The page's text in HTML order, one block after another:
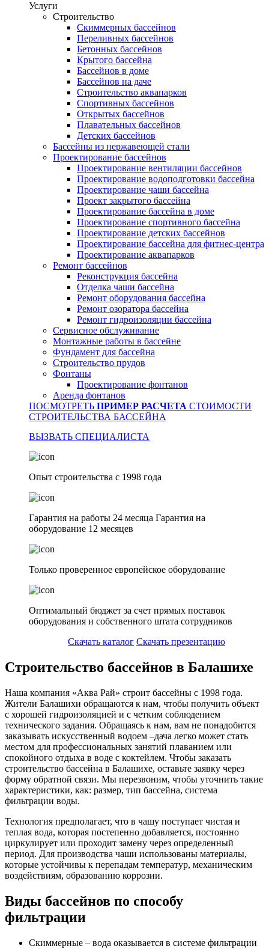
Услуги
Строительство
Скиммерных бассейнов
Переливных бассейнов
Бетонных бассейнов
Крытого бассейна
Бассейнов в доме
Бассейнов на даче
Строительство аквапарков
Спортивных бассейнов
Открытых бассейнов
Плавательных бассейнов
Детских бассейнов
Бассейны из нержавеющей стали
Проектирование бассейнов
Проектирование вентиляции бассейнов
Проектирование водоподготовки бассейна
Проектирование чаши бассейна
Проект закрытого бассейна
Проектирование бассейна в доме
Проектирование спортивного бассейна
Проектирование детских бассейнов
Проектирование бассейна для фитнес-центра
Проектирование аквапарков
Ремонт бассейнов
Реконструкция бассейна
Отделка чаши бассейна
Ремонт оборудования бассейна
Ремонт озоратора бассейна
Ремонт гидроизоляции бассейна
Сервисное обслуживание
Монтажные работы в бассейне
Фундамент для бассейна
Строительство прудов
Фонтаны
Проектирование фонтанов
Аренда фонтанов
ПОСМОТРЕТЬ ПРИМЕР РАСЧЕТА СТОИМОСТИ
СТРОИТЕЛЬСТВА БАССЕЙНА
ВЫЗВАТЬ СПЕЦИАЛИСТА
Опыт строительства с 1998 года
Гарантия на работы 24 месяца Гарантия на
оборудование 12 месяцев
Только проверенное европейское оборудование
Оптимальный бюджет за счет прямых поставок
оборудования и собственного штата сотрудников
Скачать каталог Скачать презентацию
Строительство бассейнов в Балашихе
Наша компания «Аква Рай» строит бассейны с 1998 года.
Жители Балашихи обращаются к нам, чтобы получить объект
с хорошей гидроизоляцией и с четким соблюдением
технического задания. Обращаясь к нам, вам не понадобится
заказывать искусственный водоем –дача легко может стать
местом для профессиональных занятий плаванием или
спокойного отдыха в воде с коктейлем. Чтобы заказать
строительство бассейна в Балашихе, оставьте заявку через
форму обратной связи. Мы перезвоним, чтобы уточнить такие
характеристики, как: размер, тип бассейна, система
фильтрации воды.
Технология предполагает, что в чашу поступает чистая и
теплая вода, которая постепенно добавляется, постоянно
циркулирует или проходит замену через определенный
период. Для производства чаши использованы материалы,
которые устойчивы к перепадам температур, механическим
воздействиям, образованию коррозии.
Виды бассейнов по способу
фильтрации
Скиммерные – вода оказывается в системе фильтрации